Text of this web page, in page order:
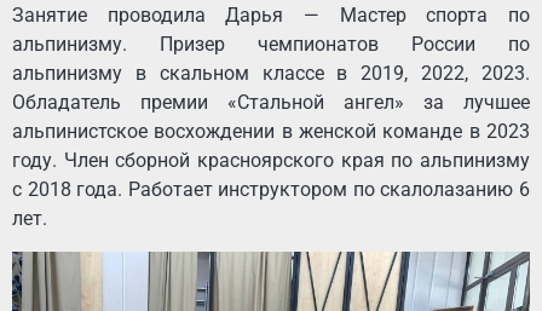
Занятие проводила Дарья — Мастер спорта по
альпинизму. Призер чемпионатов России по
альпинизму в скальном классе в 2019, 2022, 2023.
Обладатель премии «Стальной ангел» за лучшее
альпинистское восхождении в женской команде в 2023
году. Член сборной красноярского края по альпинизму
с 2018 года. Работает инструктором по скалолазанию 6
лет.